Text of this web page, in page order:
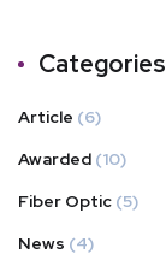
Categories
Article (6)
Awarded (10)
Fiber Optic (5)
News (4)